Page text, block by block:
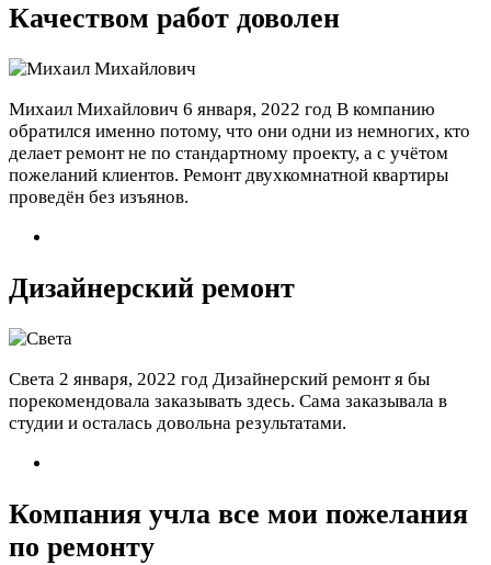
Качеством работ доволен
Михаил Михайлович 6 января, 2022 год В компанию
обратился именно потому, что они одни из немногих, кто
делает ремонт не по стандартному проекту, а с учётом
пожеланий клиентов. Ремонт двухкомнатной квартиры
проведён без изъянов.
Дизайнерский ремонт
Света 2 января, 2022 год Дизайнерский ремонт я бы
порекомендовала заказывать здесь. Сама заказывала в
студии и осталась довольна результатами.
Компания учла все мои пожелания
по ремонту